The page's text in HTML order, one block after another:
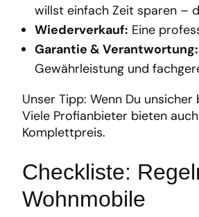
willst einfach Zeit sparen –
Wiederverkauf: Eine
Garantie & Verantwortung:
Gewährleistung und
Unser Tipp: Wenn Du
Viele Profianbieter bieten
Komplettpreis.
Checkliste:
Wohnmobile